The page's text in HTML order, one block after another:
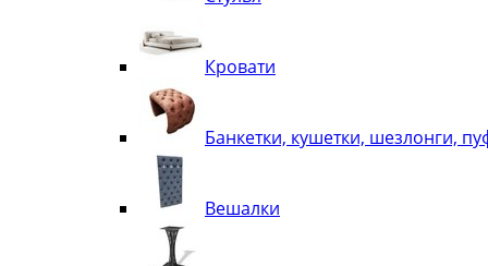
Кровати
Банкетки, кушетки, шезлонги,
Вешалки